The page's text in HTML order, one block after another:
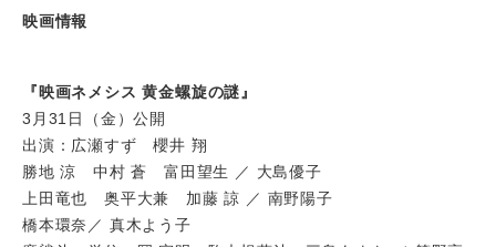
映画情報
『映画ネメシス 黄金螺旋の謎』
3月31日（金）公開
出演：広瀬すず 櫻井 翔
勝地 涼 中村 蒼 富田望生 ／ 大島優子
上田竜也 奥平大兼 加藤 諒 ／ 南野陽子
橋本環奈／ 真木よう子